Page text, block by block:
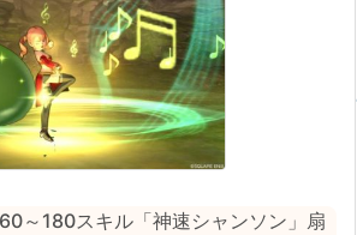
～180スキル「神速シャンソン」扇